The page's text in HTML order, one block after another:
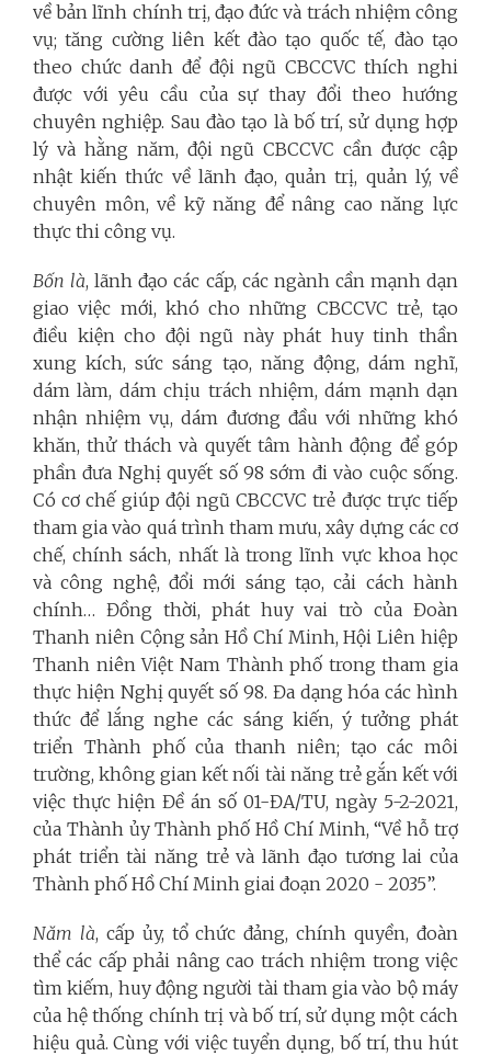
về bản lĩnh chính trị, đạo đức và trách nhiệm công
vụ; tăng cường liên kết đào tạo quốc tế, đào tạo
theo chức danh để đội ngũ CBCCVC thích nghi
được với yêu cầu của sự thay đổi theo hướng
chuyên nghiệp. Sau đào tạo là bố trí, sử dụng hợp
lý và hằng năm, đội ngũ CBCCVC cần được cập
nhật kiến thức về lãnh đạo, quản trị, quản lý, về
chuyên môn, về kỹ năng để nâng cao năng lực
thực thi công vụ.
Bốn là, lãnh đạo các cấp, các ngành cần mạnh dạn
giao việc mới, khó cho những CBCCVC trẻ, tạo
điều kiện cho đội ngũ này phát huy tinh thần
xung kích, sức sáng tạo, năng động, dám nghĩ,
dám làm, dám chịu trách nhiệm, dám mạnh dạn
nhận nhiệm vụ, dám đương đầu với những khó
khăn, thử thách và quyết tâm hành động để góp
phần đưa Nghị quyết số 98 sớm đi vào cuộc sống.
Có cơ chế giúp đội ngũ CBCCVC trẻ được trực tiếp
tham gia vào quá trình tham mưu, xây dựng các cơ
chế, chính sách, nhất là trong lĩnh vực khoa học
và công nghệ, đổi mới sáng tạo, cải cách hành
chính… Đồng thời, phát huy vai trò của Đoàn
Thanh niên Cộng sản Hồ Chí Minh, Hội Liên hiệp
Thanh niên Việt Nam Thành phố trong tham gia
thực hiện Nghị quyết số 98. Đa dạng hóa các hình
thức để lắng nghe các sáng kiến, ý tưởng phát
triển Thành phố của thanh niên; tạo các môi
trường, không gian kết nối tài năng trẻ gắn kết với
việc thực hiện Đề án số 01-ĐA/TU, ngày 5-2-2021,
của Thành ủy Thành phố Hồ Chí Minh, “Về hỗ trợ
phát triển tài năng trẻ và lãnh đạo tương lai của
Thành phố Hồ Chí Minh giai đoạn 2020 - 2035”.
Năm là, cấp ủy, tổ chức đảng, chính quyền, đoàn
thể các cấp phải nâng cao trách nhiệm trong việc
tìm kiếm, huy động người tài tham gia vào bộ máy
của hệ thống chính trị và bố trí, sử dụng một cách
hiệu quả. Cùng với việc tuyển dụng, bố trí, thu hút